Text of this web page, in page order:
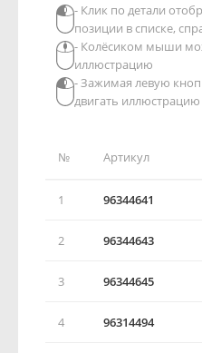
№ Артикул
1 96344641
2 96344643
3 96344645
4 96314494
- Клик по детали
позиции в списке,
- Колёсиком мыши
иллюстрацию
- Зажимая левую
двигать иллюстрацию